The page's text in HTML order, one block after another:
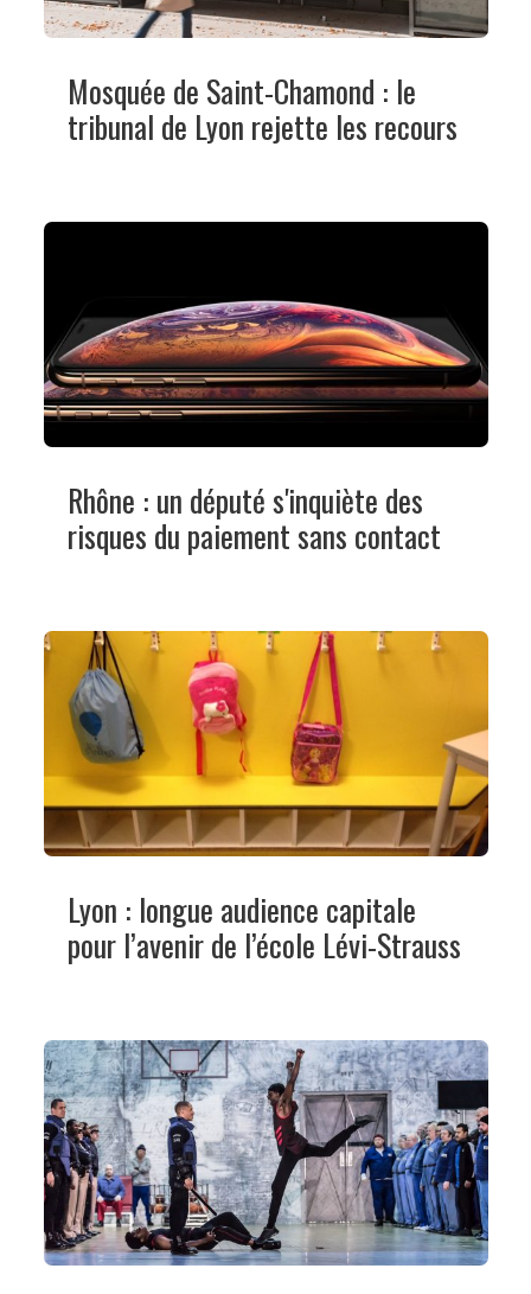
Mosquée de Saint-Chamond : le
tribunal de Lyon rejette les recours
Rhône : un député s'inquiète des
risques du paiement sans contact
Lyon : longue audience capitale
pour l’avenir de l’école Lévi-Strauss